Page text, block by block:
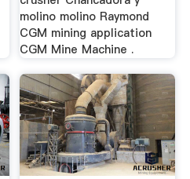
molino molino Raymond
CGM mining application
CGM Mine Machine .